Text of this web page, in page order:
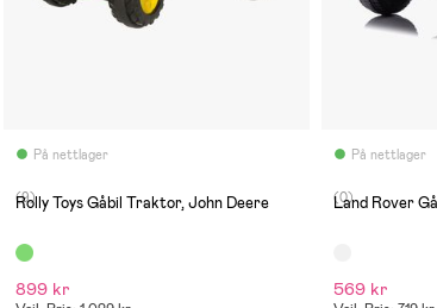
På nettlager
(9)
Rolly Toys Gåbil Traktor, John Deere
899 kr
På nettlager
(0)
Land Rover
569 kr